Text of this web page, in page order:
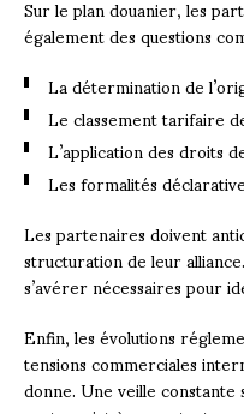
également des questions
La détermination de
Le classement tarifaire
L’application des droits
Les formalités
Les partenaires doivent
structuration de leur
s’avérer nécessaires pour
Enfin, les évolutions
tensions commerciales
donne. Une veille